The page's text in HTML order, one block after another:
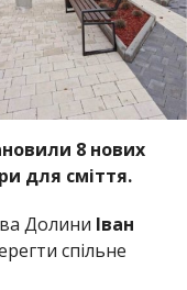
8 нових
для сміття.
Долини Іван
спільне